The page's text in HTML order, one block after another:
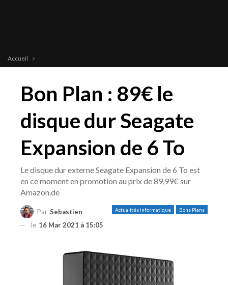
Accueil
Bon Plan : 89€ le
disque dur Seagate
Expansion de 6 To
Le disque dur externe Seagate Expansion de 6 To est
en ce moment en promotion au prix de 89,99€ sur
Amazon.de
Actualités informatique Bons Plans
Par Sebastien
le 16 Mar 2021 à 15:05